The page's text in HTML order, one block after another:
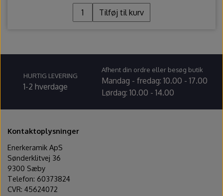
Tilføj til kurv
HURTIG LEVERING
1-2 hverdage
Afhent din ordre eller besøg butik
Mandag - fredag: 10.00 - 17.00
Lørdag: 10.00 - 14.00
Kontaktoplysninger
Enerkeramik ApS
Sønderklitvej 36
9300 Sæby
Telefon: 60373824
CVR: 45624072